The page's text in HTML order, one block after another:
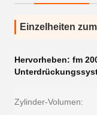
Einzelheiten
Hervorheben: fm
Zylinder-Volumen: